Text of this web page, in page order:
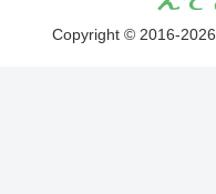
Copyright © 2016-